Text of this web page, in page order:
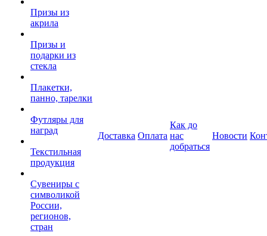
Призы из
акрила
Призы и
подарки из
стекла
Плакетки,
панно, тарелки
Футляры для
наград
Текстильная
продукция
Сувениры с
символикой
России,
регионов,
стран
Доставка Оплата
Как до
нас
добраться
Новости